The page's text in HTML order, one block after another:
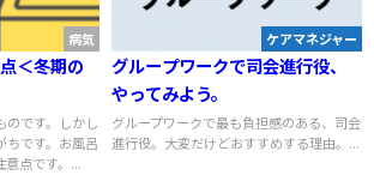
病気
＜冬期の
のです。しかし
ちです。お風呂
意点です。...
ケアマネジャー
グループワークで司会進行役、
やってみよう。
グループワークで最も負担感のある、司会
進行役。大変だけどおすすめする理由。...